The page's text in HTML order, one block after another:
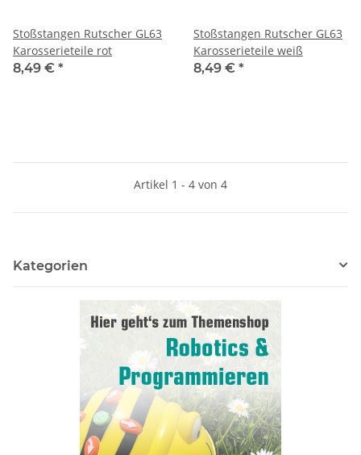
Stoßstangen Rutscher GL63
Karosserieteile rot
8,49 € *
Stoßstangen Rutscher GL63
Karosserieteile weiß
8,49 € *
Artikel 1 - 4 von 4
Kategorien